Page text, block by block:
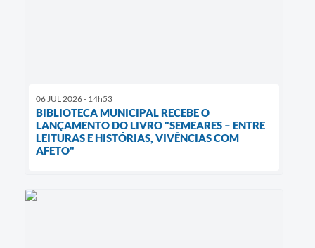
06 JUL 2026 - 14h53
BIBLIOTECA MUNICIPAL RECEBE O
LANÇAMENTO DO LIVRO "SEMEARES – ENTRE
LEITURAS E HISTÓRIAS, VIVÊNCIAS COM
AFETO"